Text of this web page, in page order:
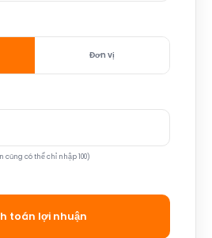
Đơn vị
cũng có thể chỉ nhập 100)
toán lợi nhuận